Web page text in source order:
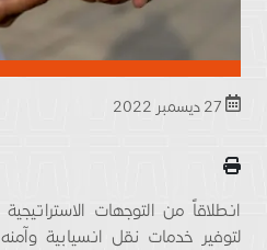
انطلاقاً من التوجهات
لتوفير خدمات نقل انسيابية